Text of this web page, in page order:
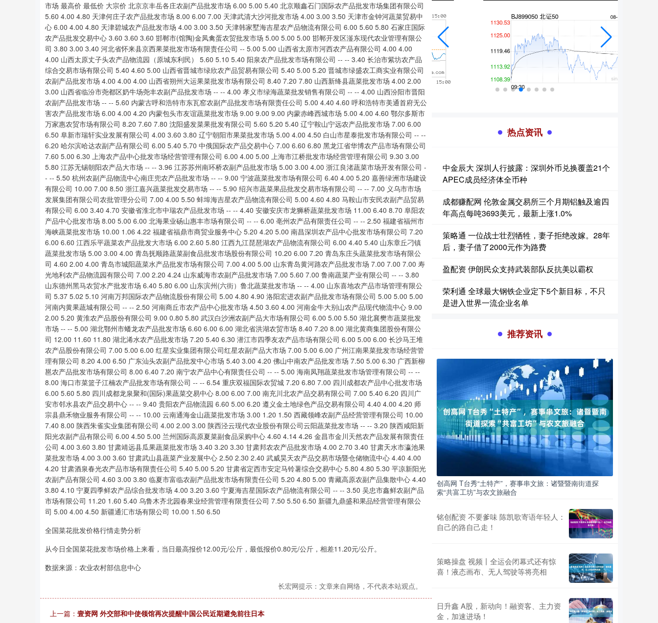
市场 最高价 最低价 大宗价 北京京丰岳各庄农副产品批发市场 6.00 5.00 5.40 北京顺鑫石门国际农产品批发市场集团有限公司 5.60 4.00 4.80 天津何庄子农产品批发市场 8.00 6.00 7.00 天津武清大沙河批发市场 4.00 3.00 3.50 天津市金钟河蔬菜贸易中心 6.00 4.00 4.80 天津碧城农产品批发市场 4.00 3.00 3.50 天津韩家墅海吉星农产品物流有限公司 6.00 5.60 5.80 石家庄国际农产品批发交易中心 3.60 3.60 3.60 邯郸市(馆陶)金凤禽蛋农贸批发市场 5.00 5.00 5.00 邯郸开发区滏东现代农业管理有限公司 3.80 3.00 3.40 河北省怀来县京西果菜批发市场有限责任公司 -- 5.00 5.00 山西省太原市河西农产品有限公司 4.00 4.00 4.00 山西太原丈子头农产品物流园（原城东利民） 5.60 5.10 5.40 阳泉农产品批发市场有限公司 -- -- 3.40 长治市紫坊农产品综合交易市场有限公司 5.40 4.60 5.00 山西省晋城市绿欣农产品贸易有限公司 5.40 5.00 5.20 晋城市绿盛农工商实业有限公司农副产品批发市场 4.00 4.00 4.00 山西省朔州大运果菜批发市场有限公司 8.40 7.20 7.80 山西新绛县蔬菜批发市场 4.00 2.00 3.00 山西省临汾市尧都区奶牛场尧丰农副产品批发市场 -- -- 4.00 孝义市绿海蔬菜批发销售有限公司 -- -- 4.00 山西汾阳市晋阳农副产品批发市场 -- -- 5.60 内蒙古呼和浩特市东瓦窑农副产品批发市场有限责任公司 5.00 4.40 4.60 呼和浩特市美通首府无公害农产品批发市场 6.00 4.00 4.20 内蒙包头市友谊蔬菜批发市场 9.00 9.00 9.00 内蒙赤峰西城市场 5.00 4.00 4.60 鄂尔多斯市万家惠农贸市场有限公司 8.20 7.60 7.80 沈阳盛发菜果批发有限公司 5.60 5.20 5.40 辽宁鞍山宁远农产品批发市场 7.00 6.00 6.50 阜新市瑞轩实业发展有限公司 4.00 3.60 3.80 辽宁朝阳市果菜批发市场 5.00 4.00 4.50 白山市星泰批发市场有限公司 -- -- 6.20 哈尔滨哈达农副产品有限公司 6.00 5.40 5.70 中俄国际农产品交易中心 7.00 6.60 6.80 黑龙江省华博农产品市场有限公司 7.60 5.00 6.30 上海农产品中心批发市场经营管理有限公司 6.00 4.00 5.00 上海市江桥批发市场经营管理有限公司 9.30 3.00 5.80 江苏无锡朝阳农产品大市场 -- -- 3.96 江苏苏州南环桥农副产品批发市场 5.00 3.00 4.00 浙江良渚蔬菜市场开发有限公司 -- -- 5.50 杭州农副产品物流中心南庄兜农产品批发市场 -- -- 9.00 宁波蔬菜批发市场有限公司 6.40 4.00 5.20 嘉善绿洲市场建设有限公司 10.00 7.00 8.50 浙江嘉兴蔬菜批发交易市场 -- -- 5.90 绍兴市蔬菜果品批发交易市场有限公司 -- -- 7.00 义乌市市场发展集团有限公司农批管理分公司 7.00 4.00 5.50 蚌埠海吉星农产品物流有限公司 5.00 4.60 4.80 马鞍山市安民农副产品贸易有限公司 6.00 3.40 4.70 安徽省淮北市中瑞农产品批发市场 -- -- 4.40 安徽安庆市龙狮桥蔬菜批发市场 11.00 6.40 8.70 阜阳农产品中心批发市场 8.00 5.00 6.00 北海果业砀山惠丰市场有限公司 -- -- 6.00 亳州农产品有限责任公司 -- -- 2.50 福建省福州市海峡蔬菜批发市场 10.00 1.06 4.22 福建省福鼎市商贸业服务中心 5.20 4.20 5.00 南昌深圳农产品中心批发市场有限公司 7.20 6.00 6.60 江西乐平蔬菜农产品批发大市场 6.00 2.60 5.80 江西九江琵琶湖农产品物流有限公司 6.00 4.40 5.40 山东章丘刁镇蔬菜批发市场 5.00 3.00 4.00 青岛抚顺路蔬菜副食品批发市场股份有限公司 10.20 6.00 7.20 青岛东庄头蔬菜批发市场有限公司 4.60 2.00 4.00 青岛市城阳蔬菜水产品批发市场有限公司 7.00 4.00 5.00 山东青岛黄河路农产品批发市场 7.00 7.00 7.00 寿光地利农产品物流园有限公司 7.00 2.20 4.24 山东威海市农副产品批发市场 7.00 5.60 7.00 鲁南蔬菜产业有限公司 -- -- 3.80 山东德州黑马农贸水产批发市场 6.40 5.80 6.00 山东滨州(六街）鲁北蔬菜批发市场 -- -- 4.00 山东喜地农产品市场管理有限公司 5.37 5.02 5.10 河南万邦国际农产品物流股份有限公司 5.00 4.80 4.90 洛阳宏进农副产品批发市场有限公司 5.00 5.00 5.00 河南内黄果蔬城有限公司 -- -- 2.50 河南商丘市农产品中心批发市场 4.50 3.60 4.00 河南金牛大别山农产品现代物流中心 9.00 2.00 5.20 黄淮农产品股份有限公司 9.00 0.80 5.80 武汉白沙洲农副产品大市场有限公司 6.00 5.00 5.50
全国菜花批发价格行情走势分析
从今日全国菜花批发市场价格上来看，当日最高报价12.00元/公斤，最低报价0.80元/公斤，相差11.20元/公斤。
数据来源：农业农村部信息中心
长宏网提示：文章来自网络，不代表本站观点。
上一篇： 壹资网 外交部和中使领馆再次提醒中国公民近期避免前往日本
热点资讯
中金辰大 深圳人行披露：深圳外币兑换覆盖21个
APEC成员经济体全币种
成都赚配网 伦敦金属交易所三个月期铝触及逾四
年高点每吨3693美元，最新上涨1.0%
策略通 一位战士壮烈牺牲，妻子拒绝改嫁。28年
后，妻子借了2000元作为路费
盈配资 伊朗民众支持武装部队反抗美以霸权
荣利通 全球最大钢铁企业定下5个新目标，不只
是进入世界一流企业名单
推荐资讯
创高网 T台秀“土特产”，赛事串文旅：诸暨暨南街道探
索“共富工坊”与农文旅融合
铭创配资 不要爹味 陈凯歌寄语年轻人：
自己的路自己走！
策略操盘 视频丨全运会闭幕式还有惊
喜！液态画布、无人驾驶等将亮相
日升鑫 A股，新动向！融资客、主力资
金，加速进场！